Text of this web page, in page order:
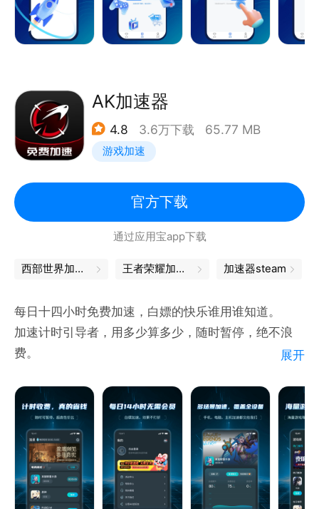
路选择操作，保障用户的访问体验；
3、单账号多端同时在线,用户可以使用一个账号在多个
应 用通过原有网络进行数据通讯；
5、一对一真人客服，定向加速反馈，如有问题可隨时
联系客服解决；
网络服务加速！
AK加速器
4.8 3.6万下载 65.77 MB
游戏加速
官方下载
通过应用宝app下载
西部世界加速器 王者荣耀加速器 加速器steam
每日十四小时免费加速，白嫖的快乐谁用谁知道。
加速计时引导者，用多少算多少，随时暂停，绝不浪
费。
AK加速器支持支持免费加速王者荣耀国际服、
PUBGM(地铁逃生)、2K24myteam、英雄联盟手游
(国服)、英雄联盟手游(lol:wild rift)、暗区突围国际
服、Sky光遇正式/测试服、LOL、赛马娘、绝地求
生、云顶之弈、Apex英雄、和平精英、使命召唤战
区、原神、我独自升级AriseSteam、飞机大厨、使命
展开